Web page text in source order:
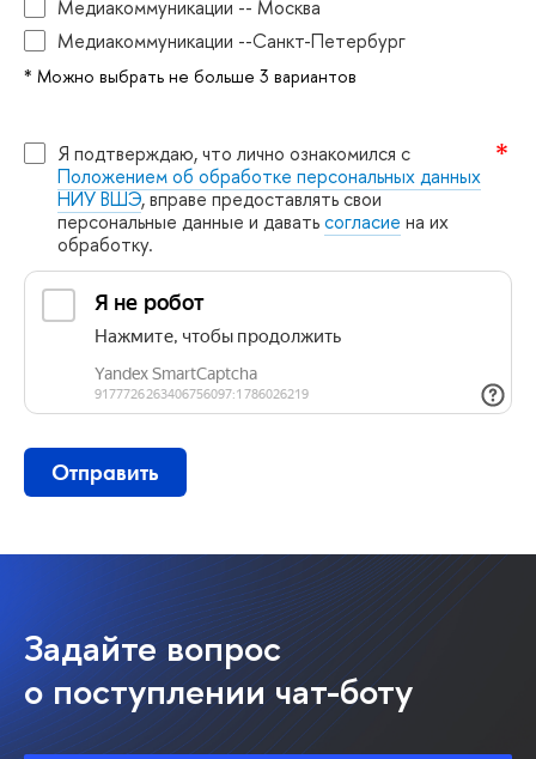
Медиакоммуникации -- Москва
Медиакоммуникации --Санкт-Петербур
* Можно выбрать не больше 3 варианто
Я подтверждаю, что лично ознакомился с
Положением об обработке персональных данных
НИУ ВШЭ, вправе предоставлять свои
персональные данные и даватьсогласие на их
обработку.
Отправить
Задайте вопрос
о поступлении чат-боту